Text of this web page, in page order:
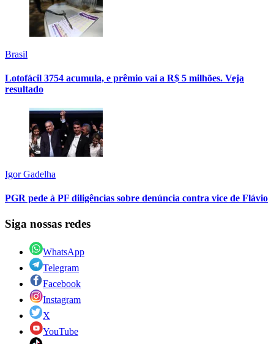
Brasil
Lotofácil 3754 acumula, e prêmio vai a R$ 5 milhões. Veja
resultado
Igor Gadelha
PGR pede à PF diligências sobre denúncia contra vice de Flávio
Siga nossas redes
WhatsApp
Telegram
Facebook
Instagram
X
YouTube